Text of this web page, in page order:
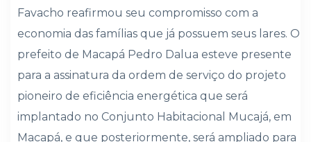
Favacho reafirmou seu compromisso com a
economia das famílias que já possuem seus lares. O
prefeito de Macapá Pedro Dalua esteve presente
para a assinatura da ordem de serviço do projeto
pioneiro de eficiência energética que será
implantado no Conjunto Habitacional Mucajá, em
Macapá, e que posteriormente, será ampliado para